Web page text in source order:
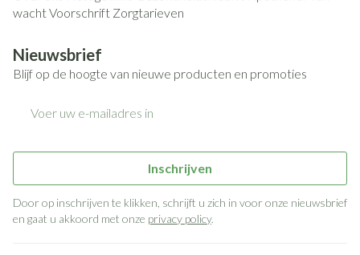
wachtVoorschrift Zorgtarieven
Nieuwsbrief
Blijf op de hoogte van nieuwe producten en promoties
Inschrijven
Door op inschrijven te klikken, schrijft u zich in voor onze nieuwsbrief
en gaat u akkoord met onze privacy policy.